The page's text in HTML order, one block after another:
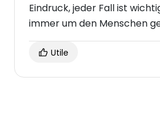
Eindruck, jeder Fall ist
immer um den Menschen
Utile